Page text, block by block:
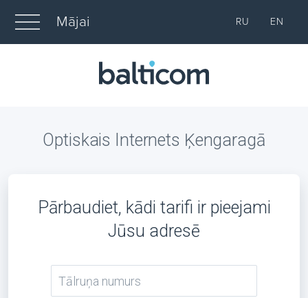
Mājai RU EN
Optiskais Internets Ķengaragā
Pārbaudiet, kādi tarifi ir pieejami
Jūsu adresē